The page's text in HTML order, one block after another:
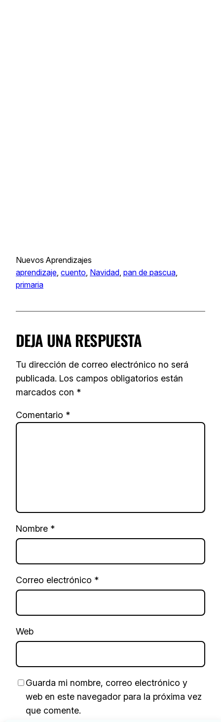
Nuevos Aprendizajes
aprendizaje, cuento, Navidad, pan de pascua
primaria
DEJA UNA RESPUESTA
Tu dirección de correo electrónico no será
publicada. Los campos obligatorios están
marcados con *
Comentario *
Nombre *
Correo electrónico *
Web
Guarda mi nombre, correo electrónico y
web en este navegador para la próxima vez
que comente.